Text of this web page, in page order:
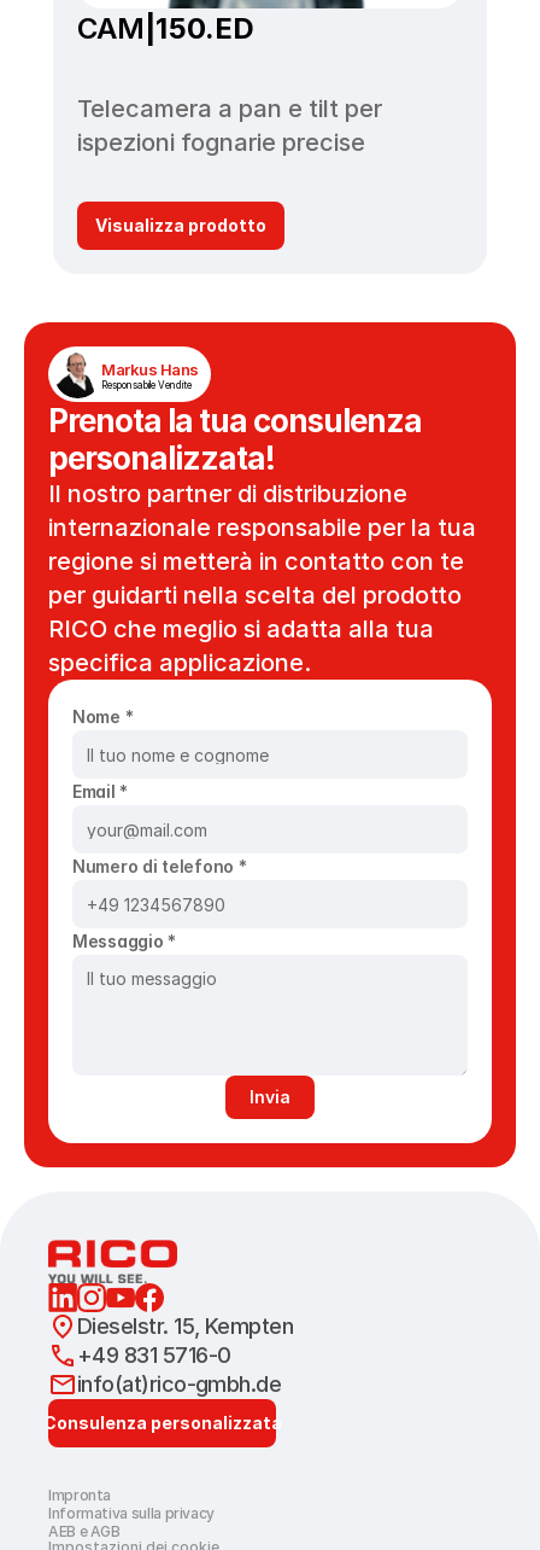
CAM |150.ED
Telecamera a pan e tilt per
ispezioni fognarie precise
Visualizza prodotto
Markus Hans
Responsabile Vendite
Prenota la tua consulenza
personalizzata!
Il nostro partner di distribuzione
internazionale responsabile per la tua
regione si metterà in contatto con te
per guidarti nella scelta del prodotto
RICO che meglio si adatta alla tua
specifica applicazione.
Nome *
Email *
Numero di telefono *
Messaggio *
Invia
Dieselstr. 15, Kempten
+49 831 5716-0
info(at)rico-gmbh.de
Consulenza personalizzata
Impronta
Informativa sulla privacy
AEB e AGB